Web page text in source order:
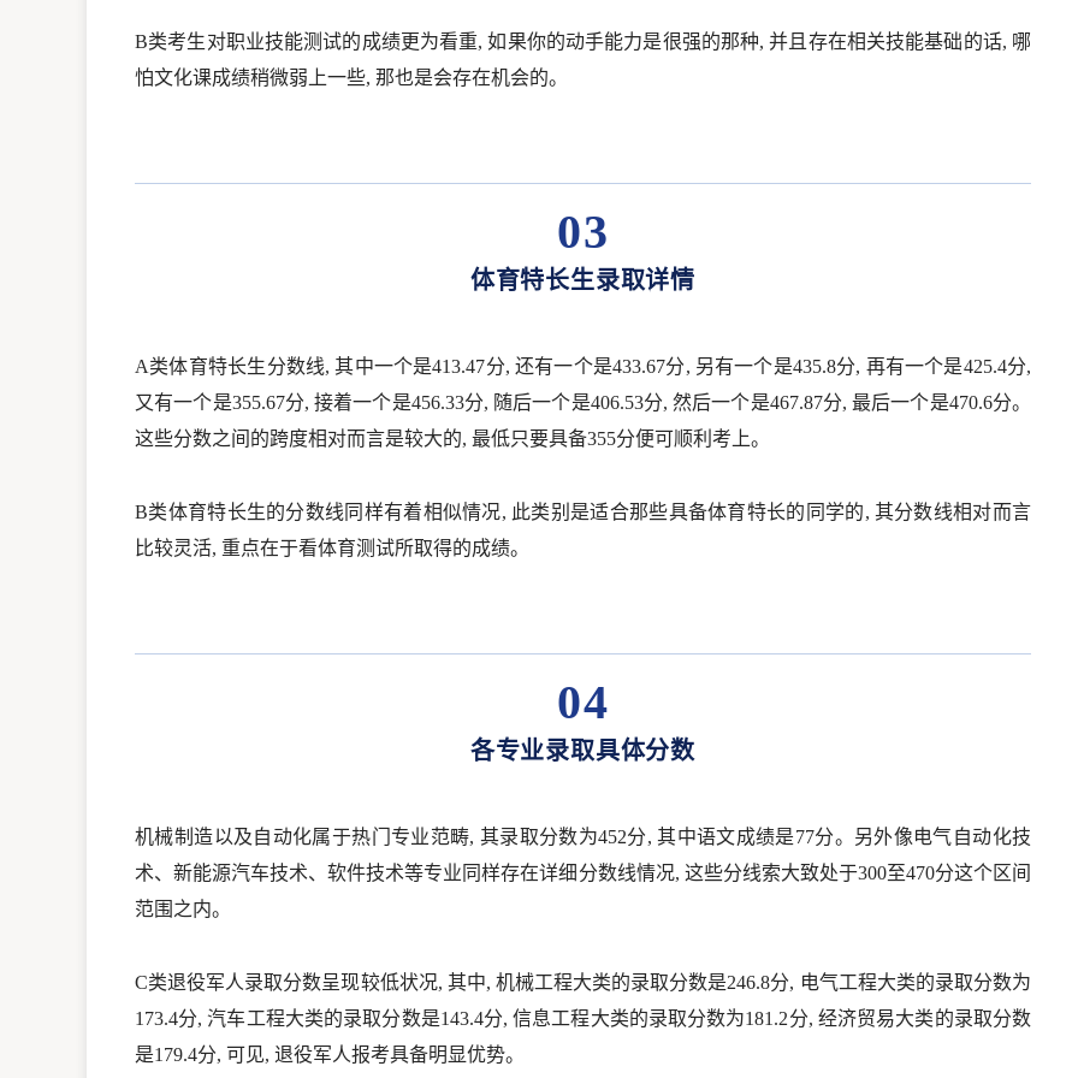
B类考生对职业技能测试的成绩更为看重, 如果你的动手能力是很强的那种, 并且存在相关技能基础的话, 哪
怕文化课成绩稍微弱上一些, 那也是会存在机会的。
03
体育特长生录取详情
A类体育特长生分数线, 其中一个是413.47分, 还有一个是433.67分, 另有一个是435.8分, 再有一个是425.4分,
又有一个是355.67分, 接着一个是456.33分, 随后一个是406.53分, 然后一个是467.87分, 最后一个是470.6分。
这些分数之间的跨度相对而言是较大的, 最低只要具备355分便可顺利考上。
B类体育特长生的分数线同样有着相似情况, 此类别是适合那些具备体育特长的同学的, 其分数线相对而言
比较灵活, 重点在于看体育测试所取得的成绩。
04
各专业录取具体分数
机械制造以及自动化属于热门专业范畴, 其录取分数为452分, 其中语文成绩是77分。另外像电气自动化技
术、新能源汽车技术、软件技术等专业同样存在详细分数线情况, 这些分线索大致处于300至470分这个区间
范围之内。
C类退役军人录取分数呈现较低状况, 其中, 机械工程大类的录取分数是246.8分, 电气工程大类的录取分数为
173.4分, 汽车工程大类的录取分数是143.4分, 信息工程大类的录取分数为181.2分, 经济贸易大类的录取分数
是179.4分, 可见, 退役军人报考具备明显优势。